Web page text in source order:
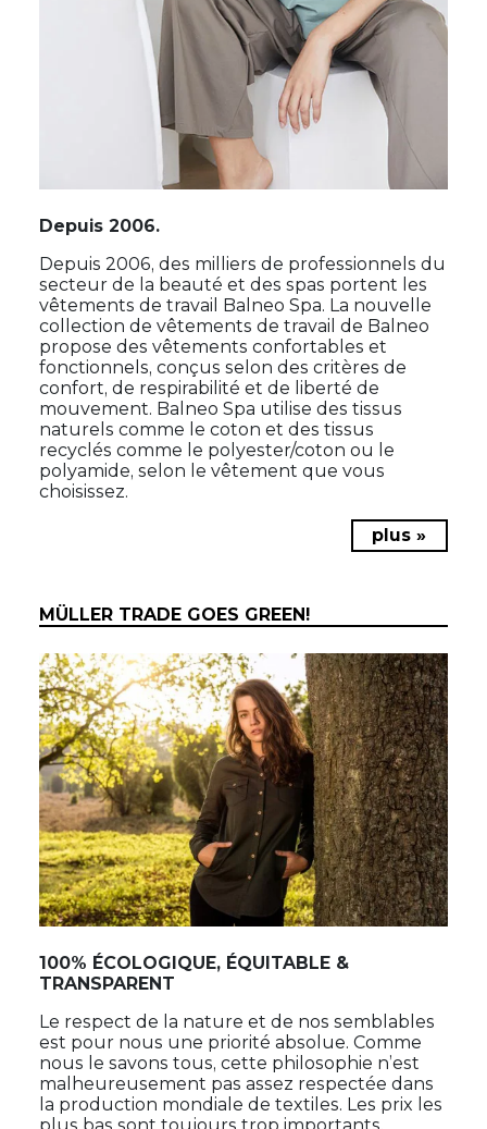
Depuis 2006.
Depuis 2006, des milliers de professionnels du
secteur de la beauté et des spas portent les
vêtements de travail Balneo Spa. La nouvelle
collection de vêtements de travail de Balneo
propose des vêtements confortables et
fonctionnels, conçus selon des critères de
confort, de respirabilité et de liberté de
mouvement. Balneo Spa utilise des tissus
naturels comme le coton et des tissus
recyclés comme le polyester/coton ou le
polyamide, selon le vêtement que vous
choisissez.
plus »
MÜLLER TRADE GOES GREEN!
100% ÉCOLOGIQUE, ÉQUITABLE &
TRANSPARENT
Le respect de la nature et de nos semblables
est pour nous une priorité absolue. Comme
nous le savons tous, cette philosophie n’est
malheureusement pas assez respectée dans
la production mondiale de textiles. Les prix les